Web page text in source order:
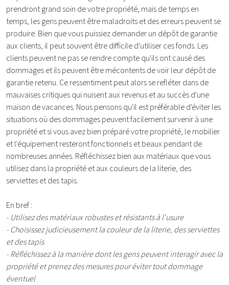
prendront grand soin de votre propriété, mais de temps en
temps, les gens peuvent être maladroits et des erreurs peuvent se
produire. Bien que vous puissiez demander un dépôt de garantie
aux clients, il peut souvent être difficile d'utiliser ces fonds. Les
clients peuvent ne pas se rendre compte qu'ils ont causé des
dommages et ils peuvent être mécontents de voir leur dépôt de
garantie retenu. Ce ressentiment peut alors se refléter dans de
mauvaises critiques qui nuisent aux revenus et au succès d'une
maison de vacances. Nous pensons qu'il est préférable d'éviter les
situations où des dommages peuvent facilement survenir à une
propriété et si vous avez bien préparé votre propriété, le mobilier
et l'équipement resteront fonctionnels et beaux pendant de
nombreuses années. Réfléchissez bien aux matériaux que vous
utilisez dans la propriété et aux couleurs de la literie, des
serviettes et des tapis.
En bref :
- Utilisez des matériaux robustes et résistants à l'usure
- Choisissez judicieusement la couleur de la literie, des serviettes
et des tapis
- Réfléchissez à la manière dont les gens peuvent interagir avec la
propriété et prenez des mesures pour éviter tout dommage
éventuel